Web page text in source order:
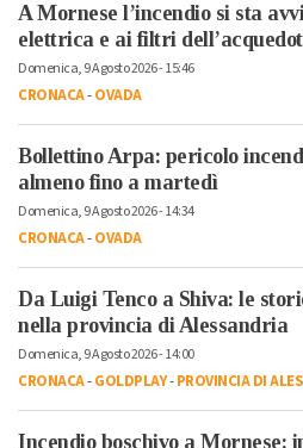
A Mornese l’incendio si sta
elettrica e ai filtri
Domenica, 9 Agosto 2026 - 15:46
CRONACA-OVADA
Bollettino Arpa: pericolo
almeno fino a martedì
Domenica, 9 Agosto 2026 - 14:34
CRONACA-OVADA
Da Luigi Tenco a Shiva: le
nella provincia di Alessandria
Domenica, 9 Agosto 2026 - 14:00
CRONACA-GOLDPLAY-PROVINCIA DI
Incendio boschivo a Mornese: